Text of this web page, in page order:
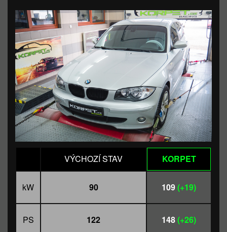
VÝCHOZÍ STAV KORPET
kW 90 109(+19)
PS 122 148(+26)